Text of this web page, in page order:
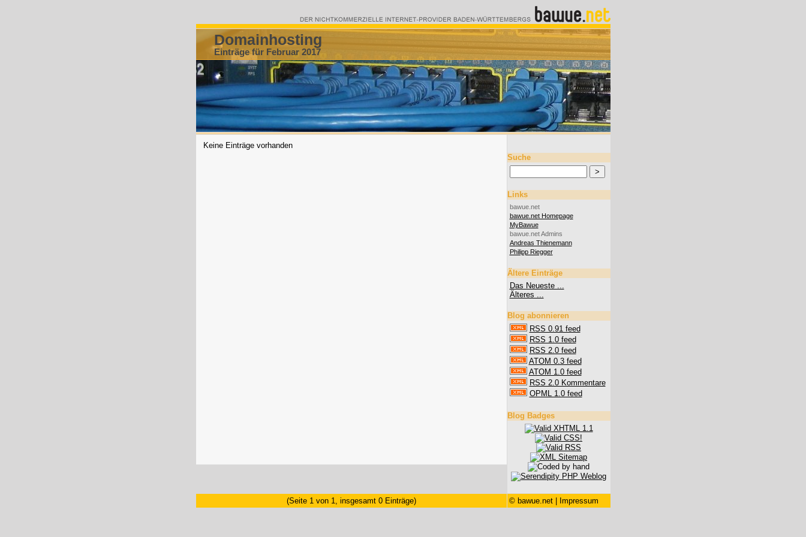
Domainhosting
Einträge für Februar 2017
Keine Einträge vorhanden
Suche
Links
bawue.net
bawue.net Homepage
MyBawue
bawue.net Admins
Andreas Thienemann
Philipp Riegger
Ältere Einträge
Das Neueste ...
Älteres ...
Blog abonnieren
RSS 0.91 feed
RSS 1.0 feed
RSS 2.0 feed
ATOM 0.3 feed
ATOM 1.0 feed
RSS 2.0 Kommentare
OPML 1.0 feed
Blog Badges
(Seite 1 von 1, insgesamt 0 Einträge) © bawue.net| Impressum